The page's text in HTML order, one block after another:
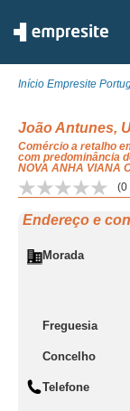
Início Empresite
João Antunes,
Comércio a retalho
com predominância
NOVA ANHA VIANA
(0
Endereço e
Morada
Freguesia
Concelho
Telefone